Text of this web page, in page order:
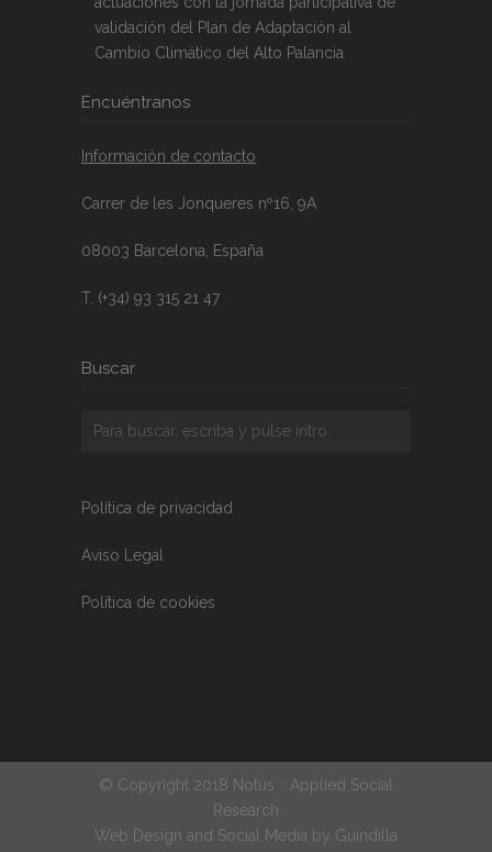
validación del Plan de Adaptación al
Cambio Climático del Alto Palancia
Encuéntranos
Información de contacto
Carrer de les Jonqueres nº16, 9A
08003 Barcelona, España
T. (+34) 93 315 21 47
Buscar
Política de privacidad
Aviso Legal
Política de cookies
© Copyright 2018 Notus :: Applied Social
Research
Web Design and Social Media by Guindilla